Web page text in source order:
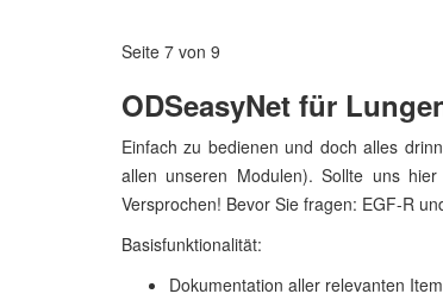
Seite 7 von 9
ODSeasyNet für
Einfach zu bedienen und doch alles
allen unseren Modulen). Sollte uns
Versprochen! Bevor Sie fragen: EGF-R
Basisfunktionalität:
Dokumentation aller relevanten